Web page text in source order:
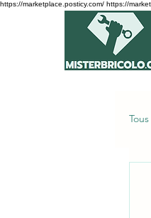
https://marketplace.posticy.com/ https://